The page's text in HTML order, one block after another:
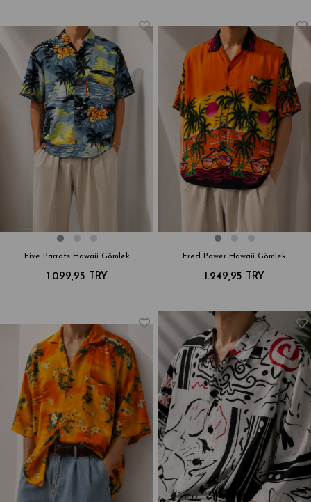
Five Parrots Hawaii Gömlek
1.099,95 TRY
Fred Power Hawaii Gömlek
1.249,95 TRY